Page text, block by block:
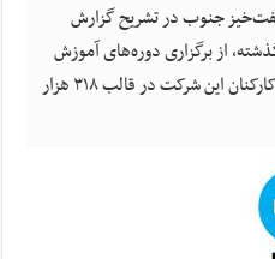
جنوب در تشریح گزارش
از برگزاری دوره‌های آموزش
اچ‌اس‌یی برای ۲۸ هزار و ۷۱۹ نفر از کارکنان این شرکت در قالب ۳۱۸ هزار